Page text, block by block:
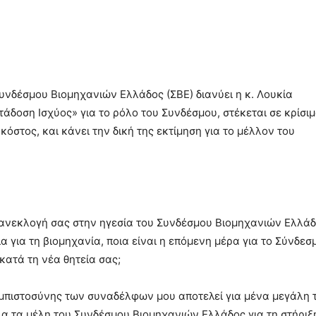
Βιομηχανιών Ελλάδος (ΣΒΕ) διανύει η κ. Λουκία
Ισχύος» για το ρόλο του Συνδέσμου, στέκεται σε
και κάνει την δική της εκτίμηση για το μέλλον του
σας στην ηγεσία του Συνδέσμου Βιομηχανιών
για τη βιομηχανία, ποια είναι η επόμενη μέρα για το
τη νέα θητεία σας;
των συναδέλφων μου αποτελεί για μένα μεγάλη